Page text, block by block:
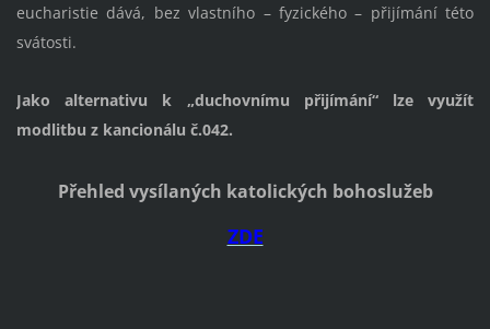
eucharistie dává, bez vlastního – fyzického – přijímání této
svátosti.
Jako alternativu k „duchovnímu přijímání“ lze využít
modlitbu z kancionálu č.042.
Přehled vysílaných katolických bohoslužeb
ZDE